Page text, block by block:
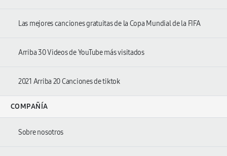
Las mejores canciones gratuitas de la Copa Mundial de la FIFA
Arriba 30 Videos de YouTube más visitados
2021 Arriba 20 Canciones de tiktok
COMPAÑÍA
Sobre nosotros